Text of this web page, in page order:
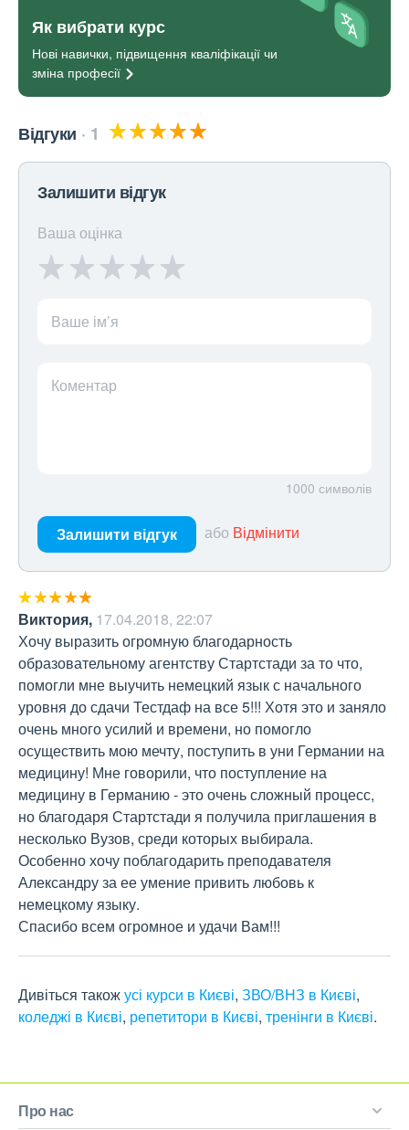
Як вибрати курс
Нові навички, підвищення кваліфікації чи
зміна професії
Відгуки 1
Залишити відгук
Ваша оцінка
Ваше ім’я
Коментар
1000 символів
Залишити відгук або Відмінити
Виктория, 17.04.2018, 22:07
Хочу выразить огромную благодарность
образовательному агентству Стартстади за то что,
помогли мне выучить немецкий язык с начального
уровня до сдачи Тестдаф на все 5!!! Хотя это и заняло
очень много усилий и времени, но помогло
осуществить мою мечту, поступить в уни Германии на
медицину! Мне говорили, что поступление на
медицину в Германию - это очень сложный процесс,
но благодаря Стартстади я получила приглашения в
несколько Вузов, среди которых выбирала.
Особенно хочу поблагодарить преподавателя
Александру за ее умение привить любовь к
немецкому языку.
Спасибо всем огромное и удачи Вам!!!
Дивіться такожусі курси в Києві, ЗВО/ВНЗ в Києві,
коледжі в Києві, репетитори в Києві, тренінги в Києві.
Про нас